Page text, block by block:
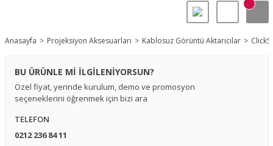
Anasayfa Projeksiyon Aksesuarları Kablosuz Görüntü Aktarıcılar
BU ÜRÜNLE Mİ İLGİLENİYORSUN?
Özel fiyat, yerinde kurulum, demo ve promosyon
seçeneklerini öğrenmek için bizi ara
TELEFON
0212 236 84 11